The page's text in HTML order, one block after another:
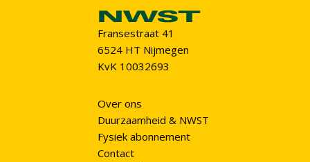
Fransestraat 41
6524 HT Nijmegen
KvK 10032693
Over ons
Duurzaamheid & NWST
Fysiek abonnement
Contact